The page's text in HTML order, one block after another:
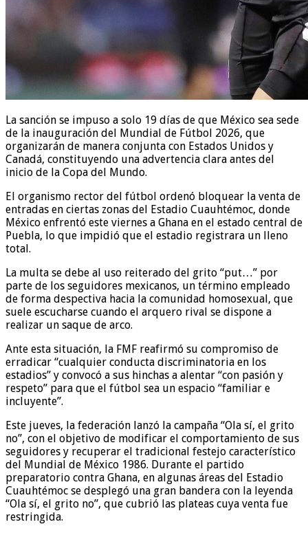
La sanción se impuso a solo 19 días de que México sea sede
de la inauguración del Mundial de Fútbol 2026, que
organizarán de manera conjunta con Estados Unidos y
Canadá, constituyendo una advertencia clara antes del
inicio de la Copa del Mundo.
El organismo rector del fútbol ordenó bloquear la venta de
entradas en ciertas zonas del Estadio Cuauhtémoc, donde
México enfrentó este viernes a Ghana en el estado central de
Puebla, lo que impidió que el estadio registrara un lleno
total.
La multa se debe al uso reiterado del grito “put…” por
parte de los seguidores mexicanos, un término empleado
de forma despectiva hacia la comunidad homosexual, que
suele escucharse cuando el arquero rival se dispone a
realizar un saque de arco.
Ante esta situación, la FMF reafirmó su compromiso de
erradicar “cualquier conducta discriminatoria en los
estadios” y convocó a sus hinchas a alentar “con pasión y
respeto” para que el fútbol sea un espacio “familiar e
incluyente”.
Este jueves, la federación lanzó la campaña “Ola sí, el grito
no”, con el objetivo de modificar el comportamiento de sus
seguidores y recuperar el tradicional festejo característico
del Mundial de México 1986. Durante el partido
preparatorio contra Ghana, en algunas áreas del Estadio
Cuauhtémoc se desplegó una gran bandera con la leyenda
“Ola sí, el grito no”, que cubrió las plateas cuya venta fue
restringida.